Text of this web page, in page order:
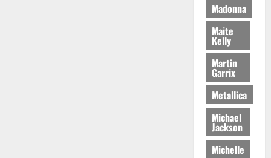
Madonna
Maite
Kelly
Martin
Garrix
Metallica
Michael
Jackson
Michelle